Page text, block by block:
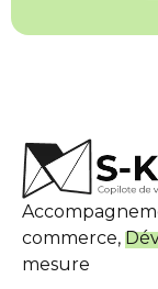
commerce,
mesure